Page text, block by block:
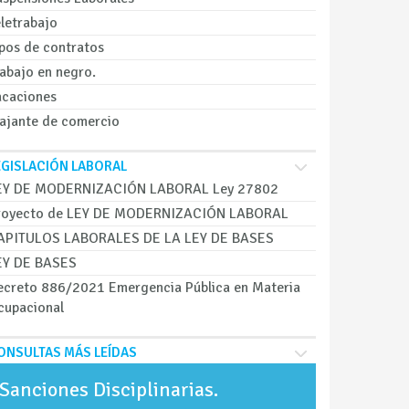
de contratos
en negro.
de comercio
LABORAL
DE MODERNIZACIÓN LABORAL Ley 27802
de LEY DE MODERNIZACIÓN LABORAL
LABORALES DE LA LEY DE BASES
DE BASES
886/2021 Emergencia Pública en Materia
MÁS LEÍDAS
Sanciones Disciplinarias.